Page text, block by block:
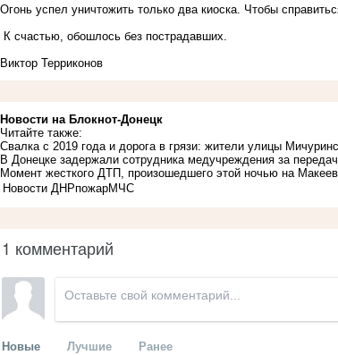
Огонь успел уничтожить только два киоска. Чтобы
К счастью, обошлось без пострадавших.
Виктор Терриконов
Новости на Блoкнoт-Донецк
Читайте также:
Свалка с 2019 года и дорога в грязи: жители улицы
В Донецке задержали сотрудника медучреждения за
Момент жесткого ДТП, произошедшего этой ночью на
Новости ДНРпожарМЧС
1 комментарий
Новые Лучшие Ранее